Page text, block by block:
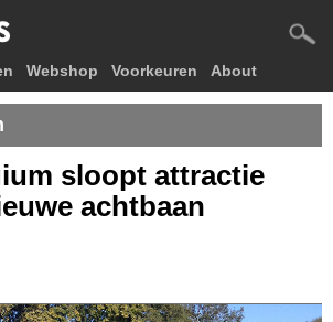
Webshop Voorkeuren About
sloopt attractie
achtbaan